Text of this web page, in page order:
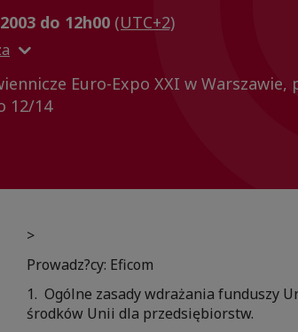
do 12h00 (UTC+2)
Euro-Expo XXI w Warszawie,
12/14
>
Prowadz?cy: Eficom
1. Ogólne zasady wdrażania funduszy
środków Unii dla przedsiębiorstw.